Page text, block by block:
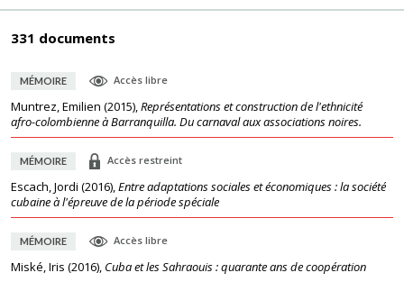
331 documents
MÉMOIRE Accès libre
Muntrez, Emilien (2015),Représentations et construction de l'ethnicité
afro-colombienne à Barranquilla. Du carnaval aux associations noires.
MÉMOIRE Accès restreint
Escach, Jordi (2016),Entre adaptations sociales et économiques : la société
cubaine à l'épreuve de la période spéciale
MÉMOIRE Accès libre
Miské, Iris (2016), Cuba et les Sahraouis : quarante ans de coopération